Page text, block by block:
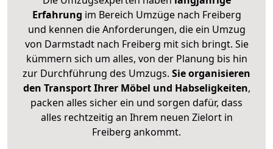
Erfahrung im Bereich Umzüge nach Freiberg
und kennen die Anforderungen, die ein Umzug
von Darmstadt nach Freiberg mit sich bringt. Sie
kümmern sich um alles, von der Planung bis hin
zur Durchführung des Umzugs. Sie organisieren
den Transport Ihrer Möbel und Habseligkeiten,
packen alles sicher ein und sorgen dafür, dass
alles rechtzeitig an Ihrem neuen Zielort in
Freiberg ankommt.